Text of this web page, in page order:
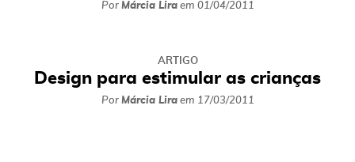
Por Márcia Liraem 01/04/2011
ARTIGO
Design para estimular as crianças
Por Márcia Liraem 17/03/2011